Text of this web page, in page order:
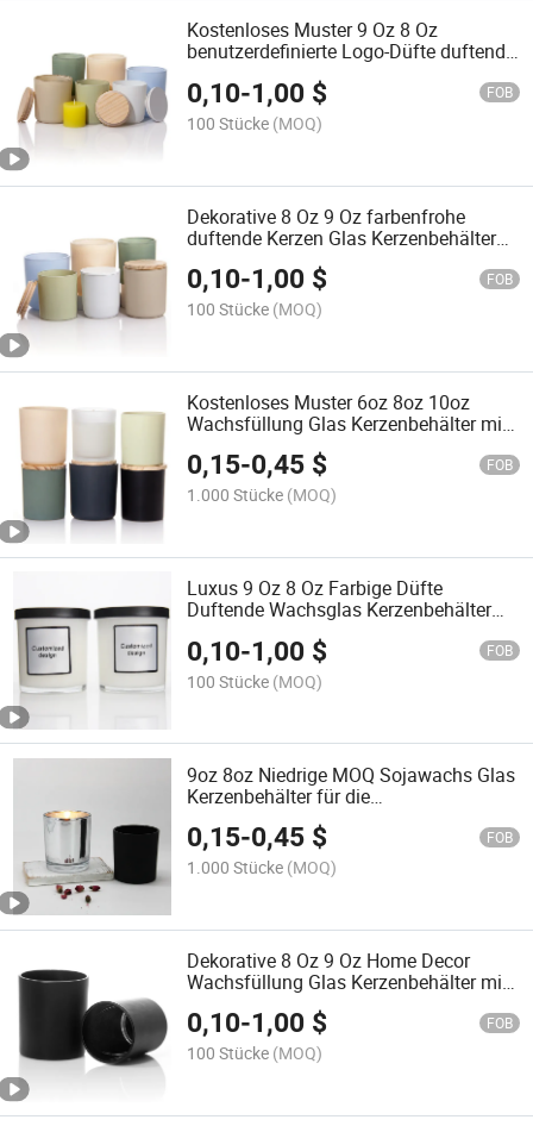
Kostenloses Muster 9 Oz 8 Oz
benutzerdefinierte Logo-Düfte duftende
Wachsglas-Kerzenbehälter Glas für die
Kerzenherstellung
0,10-1,00 $ FOB
100 Stücke (MOQ)
Dekorative 8 Oz 9 Oz farbenfrohe
duftende Kerzen Glas Kerzenbehälter
Glas für die Kerzenherstellung
0,10-1,00 $ FOB
100 Stücke (MOQ)
Kostenloses Muster 6oz 8oz 10oz
Wachsfüllung Glas Kerzenbehälter mit
0,15-0,45 $ FOB
1.000 Stücke (MOQ)
Luxus 9 Oz 8 Oz Farbige Düfte
Duftende Wachsglas Kerzenbehälter
0,10-1,00 $ FOB
100 Stücke (MOQ)
9oz 8oz Niedrige MOQ Sojawachs Glas
Kerzenbehälter für die
Kerzenherstellung
0,15-0,45 $ FOB
1.000 Stücke (MOQ)
Dekorative 8 Oz 9 Oz Home Decor
Wachsfüllung Glas Kerzenbehälter mit
0,10-1,00 $ FOB
100 Stücke (MOQ)